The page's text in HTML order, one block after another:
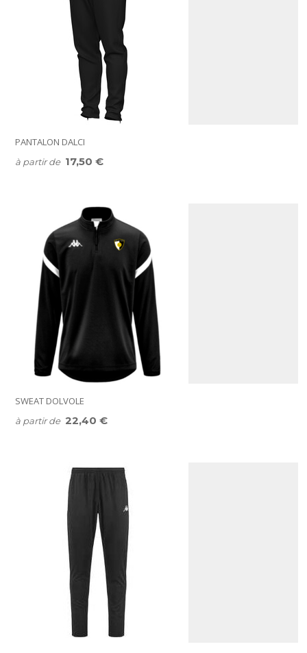
PANTALON DALCI
à partir de 17,50 €
SWEAT DOLVOLE
à partir de 22,40 €